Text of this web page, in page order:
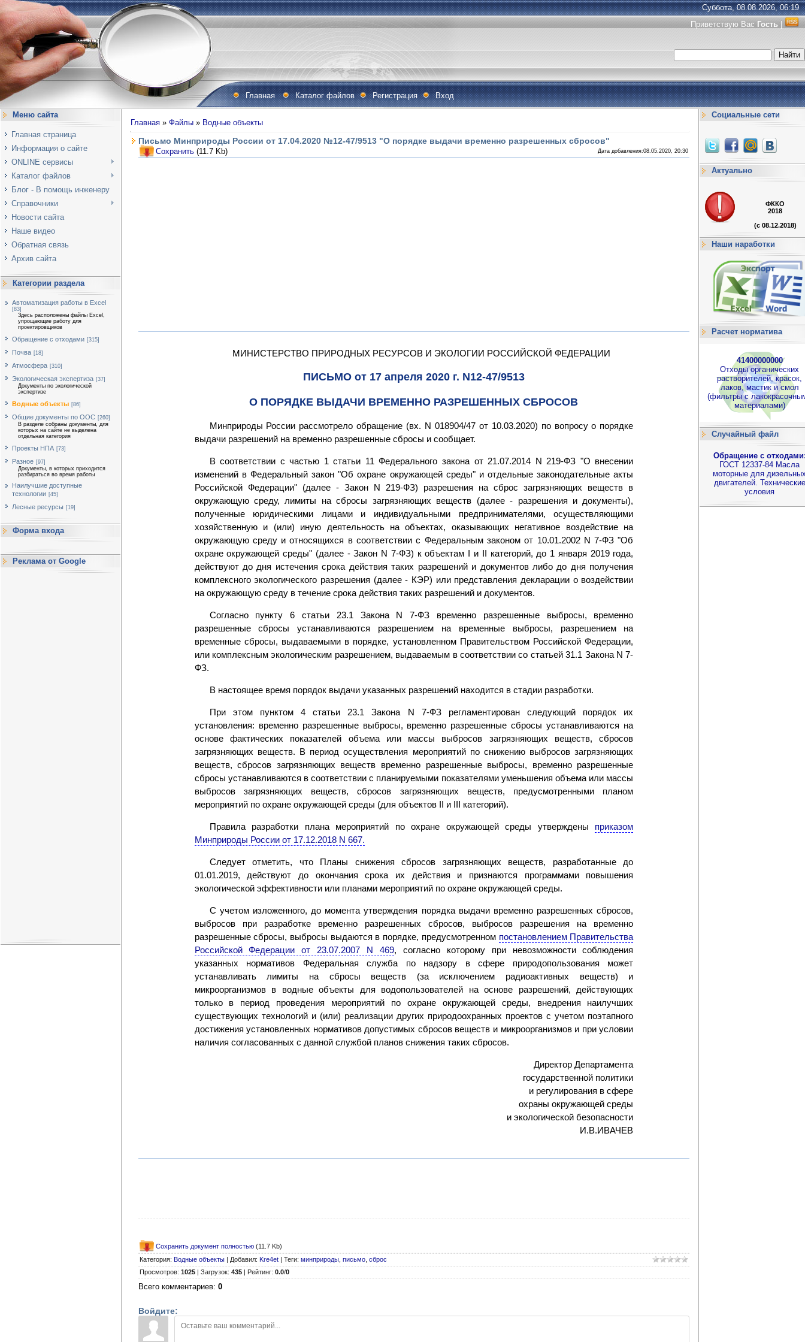
Суббота, 08.08.2026, 06:19
Приветствую Вас Гость
Главная Каталог файлов Регистрация Вход
Меню сайта
Главная страница
Информация о сайте
ONLINE сервисы
Каталог файлов
Блог - В помощь инженеру
Справочники
Новости сайта
Наше видео
Обратная связь
Архив сайта
Категории раздела
Автоматизация работы в Excel
[83]
Здесь расположены файлы Excel,
упрощающие работу для
проектировщиков
Обращение с отходами [315]
Почва [18]
Атмосфера [310]
Экологическая экспертиза [37]
Документы по экологической
экспертизе
Водные объекты [86]
Общие документы по ООС [260]
В разделе собраны документы, для
которых на сайте не выделена
отдельная категория
Проекты НПА [73]
Разное [97]
Документы, в которых приходится
разбираться во время работы
Наилучшие доступные
технологии [45]
Лесные ресурсы [19]
Форма входа
Реклама от Google
Главная » Файлы » Водные объекты
Письмо Минприроды России от 17.04.2020 №12-47/9513 "О порядке выдачи временно разрешенных сбросов"
Сохранить (11.7 Kb) Дата добавления:08.05.2020, 20:30
МИНИСТЕРСТВО ПРИРОДНЫХ РЕСУРСОВ И ЭКОЛОГИИ РОССИЙСКОЙ ФЕДЕРАЦИИ
ПИСЬМО от 17 апреля 2020 г. N12-47/9513
О ПОРЯДКЕ ВЫДАЧИ ВРЕМЕННО РАЗРЕШЕННЫХ СБРОСОВ
Минприроды России рассмотрело обращение (вх. N 018904/47 от 10.03.2020) по вопросу о порядке
выдачи разрешений на временно разрешенные сбросы и сообщает.
В соответствии с частью 1 статьи 11 Федерального закона от 21.07.2014 N 219-ФЗ "О внесении
изменений в Федеральный закон "Об охране окружающей среды" и отдельные законодательные акты
Российской Федерации" (далее - Закон N 219-ФЗ) разрешения на сброс загрязняющих веществ в
окружающую среду, лимиты на сбросы загрязняющих веществ (далее - разрешения и документы),
полученные юридическими лицами и индивидуальными предпринимателями, осуществляющими
хозяйственную и (или) иную деятельность на объектах, оказывающих негативное воздействие на
окружающую среду и относящихся в соответствии с Федеральным законом от 10.01.2002 N 7-ФЗ "Об
охране окружающей среды" (далее - Закон N 7-ФЗ) к объектам I и II категорий, до 1 января 2019 года,
действуют до дня истечения срока действия таких разрешений и документов либо до дня получения
комплексного экологического разрешения (далее - КЭР) или представления декларации о воздействии
на окружающую среду в течение срока действия таких разрешений и документов.
Согласно пункту 6 статьи 23.1 Закона N 7-ФЗ временно разрешенные выбросы, временно
разрешенные сбросы устанавливаются разрешением на временные выбросы, разрешением на
временные сбросы, выдаваемыми в порядке, установленном Правительством Российской Федерации,
или комплексным экологическим разрешением, выдаваемым в соответствии со статьей 31.1 Закона N 7-
ФЗ.
В настоящее время порядок выдачи указанных разрешений находится в стадии разработки.
При этом пунктом 4 статьи 23.1 Закона N 7-ФЗ регламентирован следующий порядок их
установления: временно разрешенные выбросы, временно разрешенные сбросы устанавливаются на
основе фактических показателей объема или массы выбросов загрязняющих веществ, сбросов
загрязняющих веществ. В период осуществления мероприятий по снижению выбросов загрязняющих
веществ, сбросов загрязняющих веществ временно разрешенные выбросы, временно разрешенные
сбросы устанавливаются в соответствии с планируемыми показателями уменьшения объема или массы
выбросов загрязняющих веществ, сбросов загрязняющих веществ, предусмотренными планом
мероприятий по охране окружающей среды (для объектов II и III категорий).
Правила разработки плана мероприятий по охране окружающей среды утверждены приказом
Минприроды России от 17.12.2018 N 667.
Следует отметить, что Планы снижения сбросов загрязняющих веществ, разработанные до
01.01.2019, действуют до окончания срока их действия и признаются программами повышения
экологической эффективности или планами мероприятий по охране окружающей среды.
С учетом изложенного, до момента утверждения порядка выдачи временно разрешенных сбросов,
выбросов при разработке временно разрешенных сбросов, выбросов разрешения на временно
разрешенные сбросы, выбросы выдаются в порядке, предусмотренном постановлением Правительства
Российской Федерации от 23.07.2007 N 469, согласно которому при невозможности соблюдения
указанных нормативов Федеральная служба по надзору в сфере природопользования может
устанавливать лимиты на сбросы веществ (за исключением радиоактивных веществ) и
микроорганизмов в водные объекты для водопользователей на основе разрешений, действующих
только в период проведения мероприятий по охране окружающей среды, внедрения наилучших
существующих технологий и (или) реализации других природоохранных проектов с учетом поэтапного
достижения установленных нормативов допустимых сбросов веществ и микроорганизмов и при условии
наличия согласованных с данной службой планов снижения таких сбросов.
Директор Департамента
государственной политики
и регулирования в сфере
охраны окружающей среды
и экологической безопасности
И.В.ИВАЧЕВ
Сохранить документ полностью (11.7 Kb)
Категория: Водные объекты Добавил: Kre4et Теги: минприроды письмо сброс
Просмотров: 1025 Загрузок: 435 Рейтинг: 0.0/0
Всего комментариев: 0
Войдите:
Социальные сети
Актуально
ФККО
2018
(с 08.12.2018)
Наши наработки
Расчет норматива
41400000000
Отходы органических
растворителей, красок,
лаков, мастик и смол
(фильтры с
материалами)
Случайный файл
Обращение с
ГОСТ 12337-84 Масла
моторные для
двигателей. Технические
условия